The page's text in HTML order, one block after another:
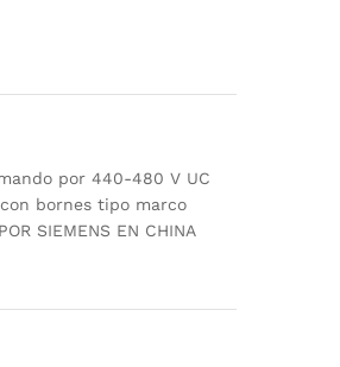
por 440-480 V UC
bornes tipo marco
SIEMENS EN CHINA